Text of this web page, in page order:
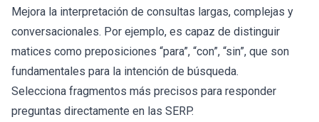
Mejora la interpretación de consultas largas, complejas y
conversacionales. Por ejemplo, es capaz de distinguir
matices como preposiciones “para”, “con”, “sin”, que son
fundamentales para la intención de búsqueda.
Selecciona fragmentos más precisos para responder
preguntas directamente en las SERP.